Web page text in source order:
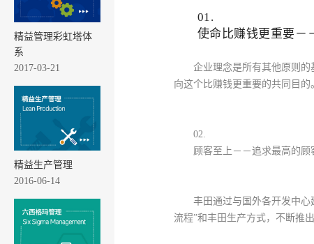
精益管理彩虹塔体
系
2017-03-21
精益生产管理
2016-06-14
01.
使命比赚钱更重要－
企业理念是所有其他原则
向这个比赚钱更重要的共同目的
02.
顾客至上－－追求最高的顾
丰田通过与国外各开发中
流程”和丰田生产方式，不断推